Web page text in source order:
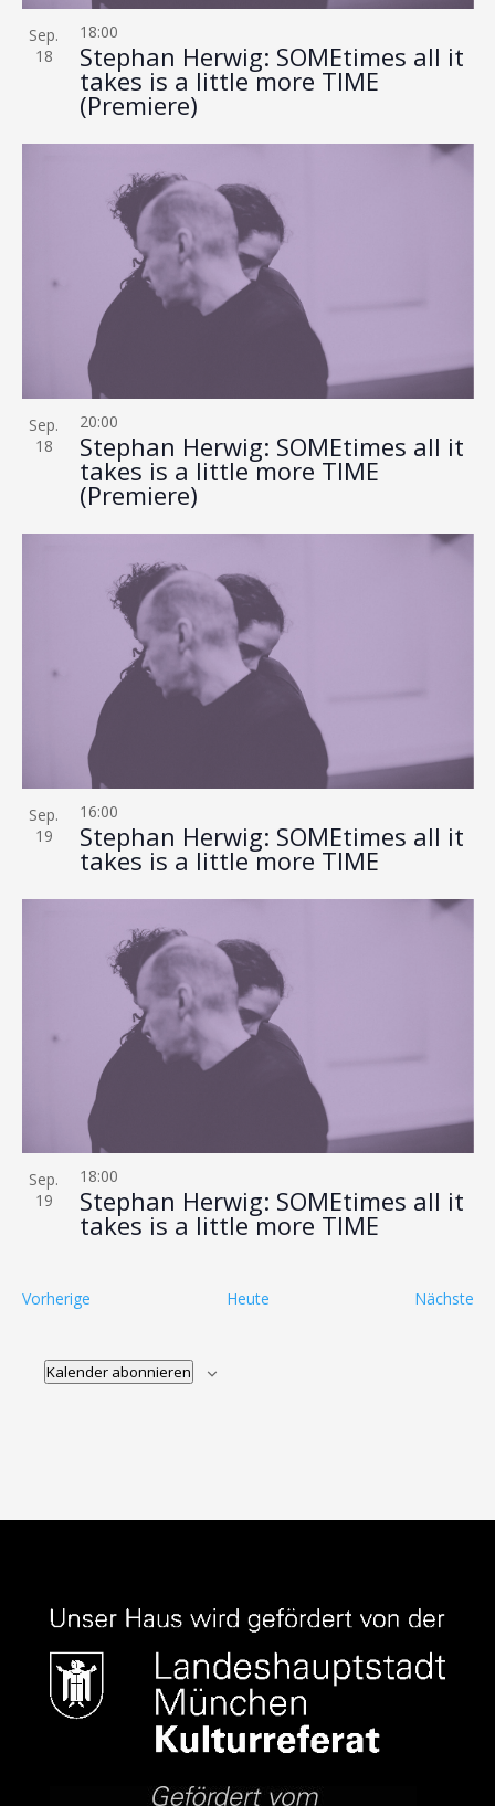
Sep.
18
Stephan Herwig: SOMEtimes all it
takes is a little more TIME
(Premiere)
18:00
Sep.
18
Stephan Herwig: SOMEtimes all it
takes is a little more TIME
(Premiere)
20:00
Sep.
19
Stephan Herwig: SOMEtimes all it
takes is a little more TIME
16:00
Sep.
19
Stephan Herwig: SOMEtimes all it
takes is a little more TIME
18:00
VorherigeVeranstaltungen Heute Nächste
Kalender abonnieren